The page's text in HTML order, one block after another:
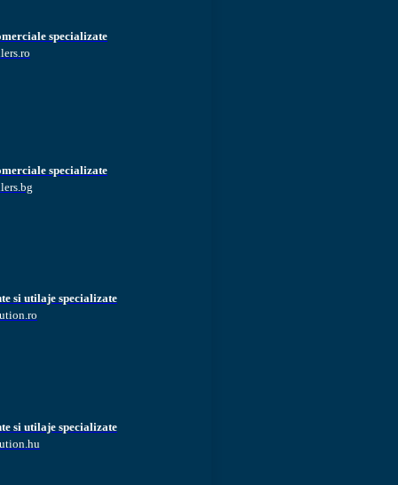
specializate
specializate
si utilaje specializate
si utilaje specializate